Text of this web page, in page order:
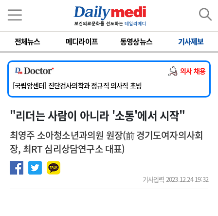
전체뉴스 메디라이프 동영상뉴스 기사제보
의사 채용
[서울아산병원] 2026년 하반기 인턴 모집
[명지병원] 하반기 전공의(인턴) 모집
[동국대학교 경주병원] 내과(소화기, 심장, 내분비), 소아청소년과, 외과, 심장혈관흉부외과, 이비인후과, 병리과 교원 초빙
[국립암센터] 진단검사의학과 정규직 의사직 초빙
[인제대학교해운대백병원] 치과 진료교수 모집 공고
[서울아산병원] 2026년 하반기 인턴 모집
"리더는 사람이 아니라 '소통'에서 시작"
최영주 소아청소년과의원 원장(前 경기도여자의사회
장, 최RT 심리상담연구소 대표)
기사입력 2023.12.24 19:32